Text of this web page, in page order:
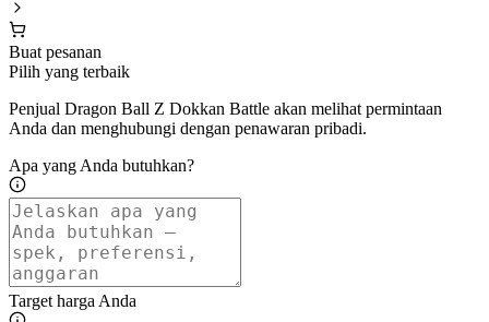
Buat pesanan
Pilih yang terbaik
Penjual Dragon Ball Z Dokkan Battle akan melihat permintaan
Anda dan menghubungi dengan penawaran pribadi.
Apa yang Anda butuhkan?
Target harga Anda